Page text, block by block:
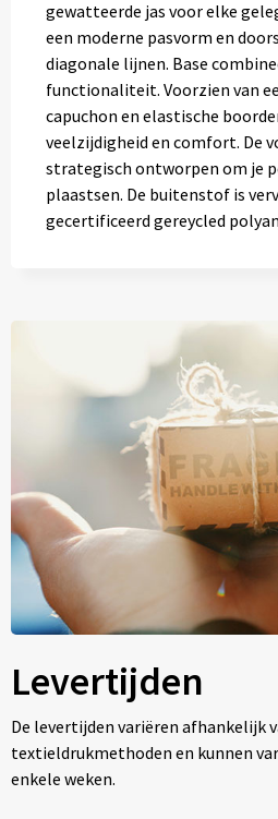
gewatteerde jas voor elke
een moderne pasvorm en
diagonale lijnen. Base
functionaliteit. Voorzien van
capuchon en elastische
veelzijdigheid en comfort. De
strategisch ontworpen om je
plaastsen. De buitenstof is
gecertificeerd gereycled
Levertijden
De levertijden variëren afhankelijk
textieldrukmethoden en kunnen
enkele weken.